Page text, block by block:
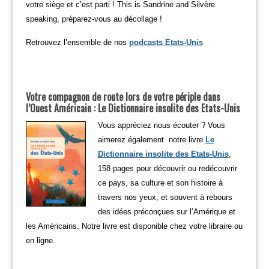
votre siège et c’est parti ! This is Sandrine and Silvère
speaking, préparez-vous au décollage !
Retrouvez l’ensemble de nos podcasts Etats-Unis
Votre compagnon de route lors de votre périple dans
l’Ouest Américain : Le Dictionnaire insolite des Etats-Unis
Vous appréciez nous écouter ? Vous
aimerez également notre livre Le
Dictionnaire insolite des Etats-Unis,
158 pages pour découvrir ou redécouvrir
ce pays, sa culture et son histoire à
travers nos yeux, et souvent à rebours
des idées préconçues sur l’Amérique et
les Américains. Notre livre est disponible chez votre libraire ou
en ligne.